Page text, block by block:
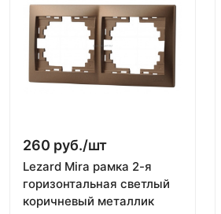
260 руб./шт
Lezard Mira рамка 2-я
горизонтальная светлый
коричневый металлик